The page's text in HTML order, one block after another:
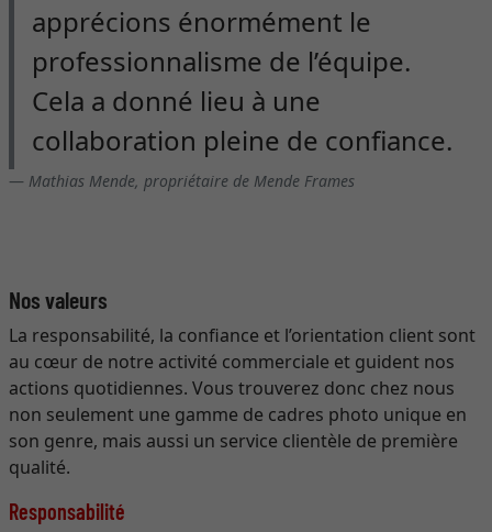
apprécions énormément le
professionnalisme de l’équipe.
Cela a donné lieu à une
collaboration pleine de confiance.
Mathias Mende, propriétaire de Mende Frames
Nos valeurs
La responsabilité, la confiance et l’orientation client sont
au cœur de notre activité commerciale et guident nos
actions quotidiennes. Vous trouverez donc chez nous
non seulement une gamme de cadres photo unique en
son genre, mais aussi un service clientèle de première
qualité.
Responsabilité